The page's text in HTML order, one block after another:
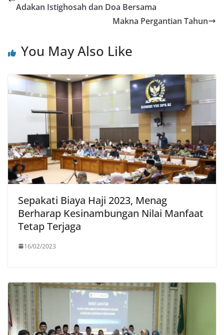
Adakan Istighosah dan Doa Bersama
Makna Pergantian Tahun
You May Also Like
Sepakati Biaya Haji 2023, Menag
Berharap Kesinambungan Nilai Manfaat
Tetap Terjaga
16/02/2023